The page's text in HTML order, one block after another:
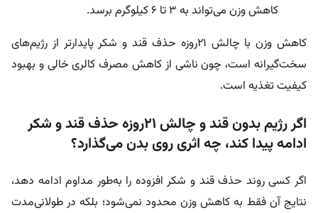
کاهش وزن می‌تواند به ۳ تا ۶ کیلوگرم برسد
.
کاهش وزن با چالش ۲۱روزه حذف قند و شکر پایدارتر از رژیم‌های
سخت‌گیرانه است، چون ناشی از کاهش مصرف کالری خالی و بهبود
کیفیت تغذیه است.
اگر رژیم بدون قند و چالش ۲۱روزه حذف قند و شکر
ادامه پیدا کند، چه اثری روی بدن می‌گذارد؟
اگر کسی روند حذف قند و شکر افزوده را به‌طور مداوم ادامه دهد،
نتایج آن فقط به کاهش وزن محدود نمی‌شود؛ بلکه در طولانی‌مدت